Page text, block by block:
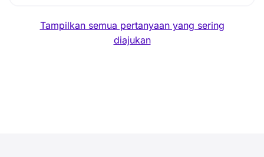
Tampilkan semua pertanyaan yang sering
diajukan